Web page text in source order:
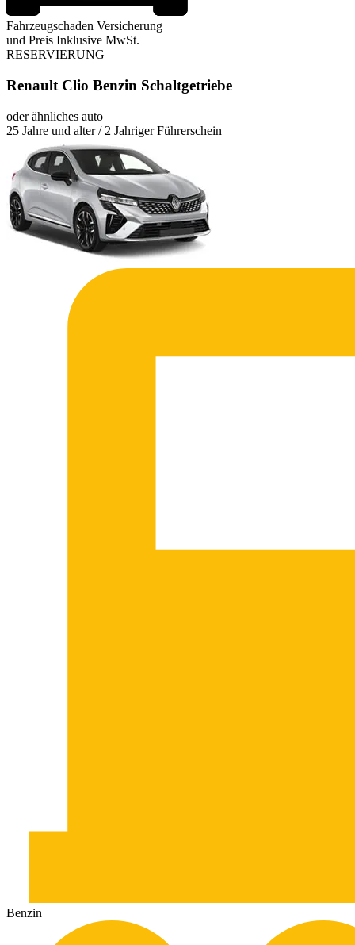
Fahrzeugschaden Versicherung
und Preis Inklusive MwSt.
RESERVIERUNG
Renault Clio Benzin Schaltgetriebe
oder ähnliches auto
25 Jahre und alter / 2 Jahriger Führerschein
Benzin